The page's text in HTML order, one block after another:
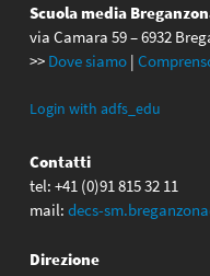
Scuola media
via Camara 59 – 6932
>> Dove siamo |
Login with adfs_edu
Contatti
tel: +41 (0)91 815 32 11
mail: decs-
Direzione